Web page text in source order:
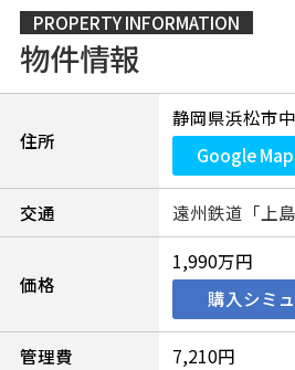
PROPERTY INFORMATION
物件情報
住所
静岡県浜松市
Google
交通 遠州鉄道「上
価格
1,990万円
購入シミ
管理費
7,210円